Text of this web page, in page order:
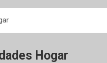
Hogar